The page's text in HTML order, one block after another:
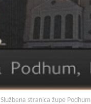
Službena stranica župe Podhum